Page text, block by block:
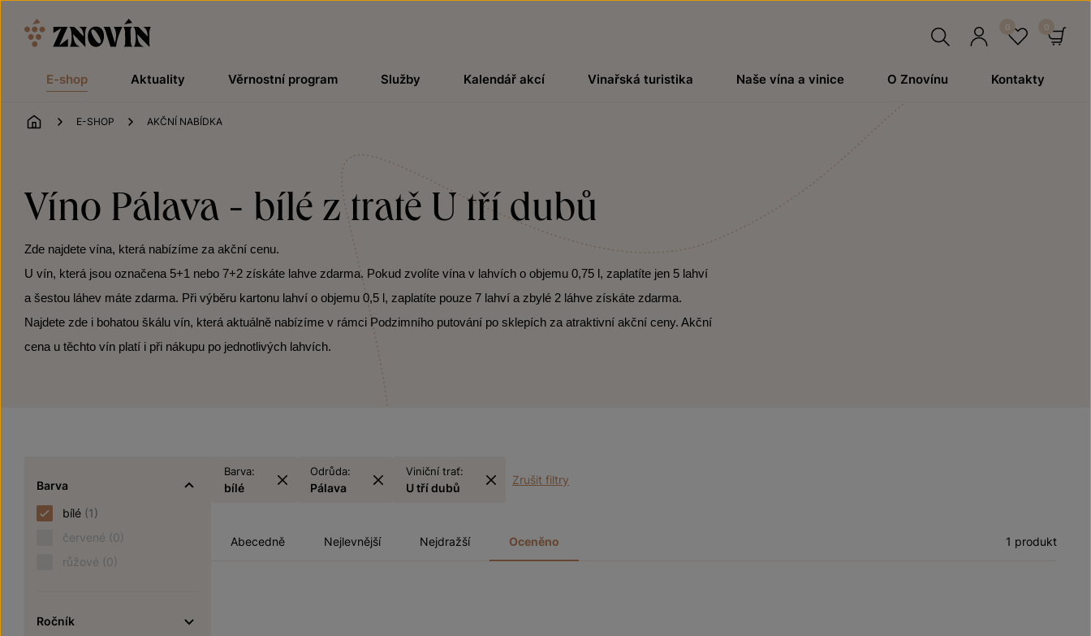
E-shop Aktuality Věrnostní program Služby Kalendář akcí Vinařská turistika Naše vína a vinice O Znovínu Kontakty
ÚVOD
E-SHOP AKČNÍ NABÍDKA
Víno Pálava - bílé z tratě U tří dubů
Zde najdete vína, která nabízíme za akční cenu.
U vín, která jsou označena 5+1 nebo 7+2 získáte lahve zdarma. Pokud zvolíte vína v lahvích o objemu 0,75 l, zaplatíte jen 5 lahví
a šestou láhev máte zdarma. Při výběru kartonu lahví o objemu 0,5 l, zaplatíte pouze 7 lahví a zbylé 2 láhve získáte zdarma.
Najdete zde i bohatou škálu vín, která aktuálně nabízíme v rámci Podzimního putování po sklepích za atraktivní akční ceny. Akční
cena u těchto vín platí i při nákupu po jednotlivých lahvích.
Barva
bílé (1)
červené (0)
růžové (0)
Ročník
Barva:
bílé
Odrůda:
Pálava
Viniční trať:
U tří dubů
Zrušit filtry
Abecedně Nejlevnější Nejdražší Oceněno 1 produkt